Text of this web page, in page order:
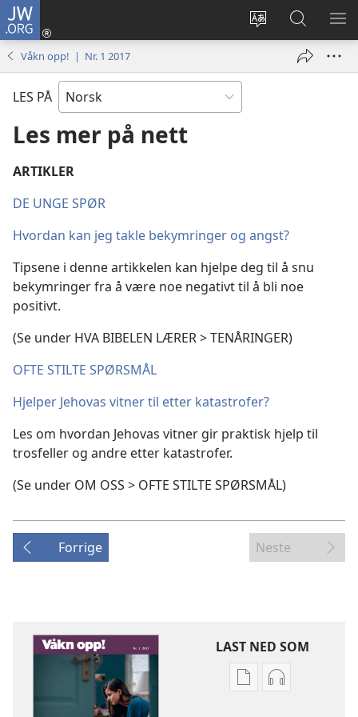
JW.ORG
Endre
Logg
inn
vindu)
Søk
på
JW.ORG
VIS
Våkn opp! | Nr. 1 2017
LES PÅ
Les mer på nett
ARTIKLER
DE UNGE SPØR
Hvordan kan jeg takle bekymringer og angst?
Tipsene i denne artikkelen kan hjelpe deg til å snu
bekymringer fra å være noe negativt til å bli noe
positivt.
(Se under HVA BIBELEN LÆRER > TENÅRINGER)
OFTE STILTE SPØRSMÅL
Hjelper Jehovas vitner til etter katastrofer?
Les om hvordan Jehovas vitner gir praktisk hjelp til
trosfeller og andre etter katastrofer.
(Se under OM OSS > OFTE STILTE SPØRSMÅL)
Forrige Neste
LAST NED SOM